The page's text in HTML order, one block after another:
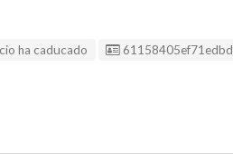
ha caducado Listing ID
61158405ef71edbd